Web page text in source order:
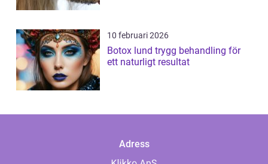
10 februari 2026
Botox lund trygg behandling för
ett naturligt resultat
Adress